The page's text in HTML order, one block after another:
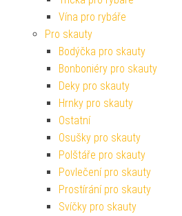
Vína pro rybáře
Pro skauty
Bodýčka pro skauty
Bonboniéry pro skauty
Deky pro skauty
Hrnky pro skauty
Ostatní
Osušky pro skauty
Polštáře pro skauty
Povlečení pro skauty
Prostírání pro skauty
Svíčky pro skauty